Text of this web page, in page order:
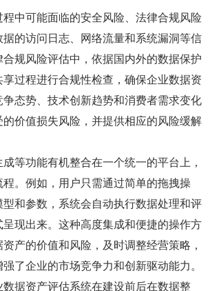
中可能面临的安全风险、法律合规风险
的访问日志、网络流量和系统漏洞等信
规风险评估中，依据国内外的数据保护
过程进行合规性检查，确保企业数据资
态势、技术创新趋势和消费者需求变化
价值损失风险，并提供相应的风险缓解
等功能有机整合在一个统一的平台上，
。例如，用户只需通过简单的拖拽操
和参数，系统会自动执行数据处理和评
现出来。这种高度集成和便捷的操作方
产的价值和风险，及时调整经营策略，
了企业的市场竞争力和创新驱动能力。
据资产评估系统在建设前后在数据整